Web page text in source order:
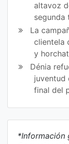
altavoz
segunda
La
clientela
y
Dénia
juventud
final del
*Información